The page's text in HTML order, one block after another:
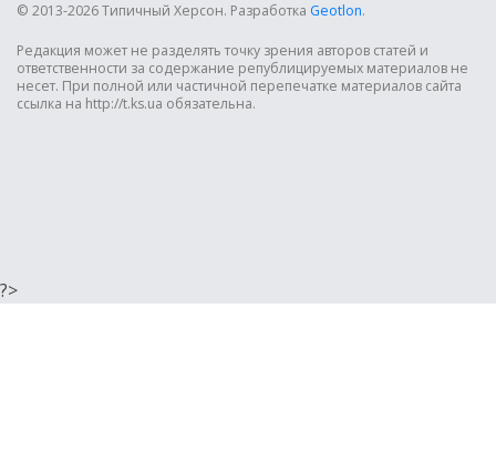
© 2013-2026 Типичный Херсон. Разработка Geotlon.
Редакция может не разделять точку зрения авторов статей и
ответственности за содержание републицируемых материалов не
несет. При полной или частичной перепечатке материалов сайта
ссылка на http://t.ks.ua обязательна.
?>